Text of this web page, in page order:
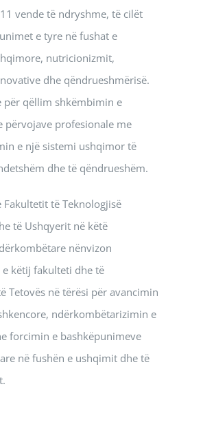
vende të ndryshme, të cilët
e tyre në fushat e
nutricionizmit,
dhe qëndrueshmërisë.
për qëllim shkëmbimin e
përvojave profesionale me
e një sistemi ushqimor të
dhe të qëndrueshëm.
Fakultetit të Teknologjisë
të Ushqyerit në këtë
nënvizon
këtij fakulteti dhe të
Tetovës në tërësi për avancimin
ndërkombëtarizimin e
forcimin e bashkëpunimeve
në fushën e ushqimit dhe të